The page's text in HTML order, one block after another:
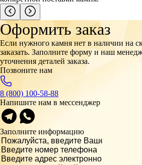
Оформить заказ
Если нужного камня нет в наличии на
заказать. Заполните форму и наш
уточнения деталей заказа.
Позвоните нам
8 (800) 100-58-88
Напишите нам в мессенджер
Заполните информацию